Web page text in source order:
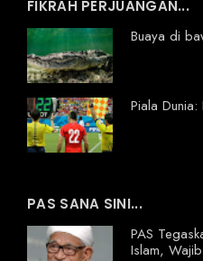
FIKRAH PERJUANGAN...
Buaya di
Piala
PAS SANA SINI...
PAS
Islam,